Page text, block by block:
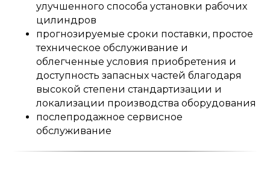
улучшенного способа установки рабочих
цилиндров
прогнозируемые сроки поставки, простое
техническое обслуживание и
облегченные условия приобретения и
доступность запасных частей благодаря
высокой степени стандартизации и
локализации производства оборудования
послепродажное сервисное
обслуживание